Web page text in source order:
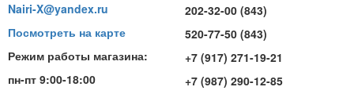
Nairi-X@yandex.ru
Посмотреть на карте
Режим работы магазина:
пн-пт 9:00-18:00
202-32-00 (843)
520-77-50 (843)
+7 (917) 271-19-21
+7 (987) 290-12-85